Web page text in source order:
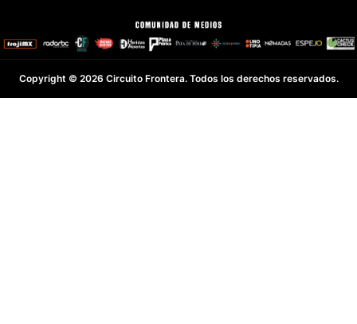
Copyright © 2026 Circuito Frontera. Todos los derechos reservados.